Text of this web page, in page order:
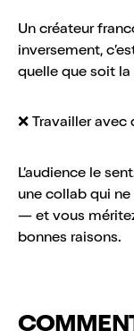
Un créateur
inversement,
quelle que soit
❌ Travailler
L’audience le
une collab qui
— et vous
bonnes raisons.